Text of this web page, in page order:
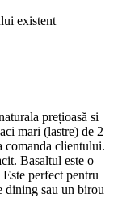
existent
prețioasă si
mari (lastre) de 2
comanda clientului.
Basaltul este o
perfect pentru
dining sau un birou